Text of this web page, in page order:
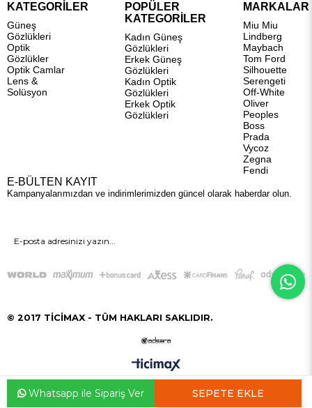
KATEGORİLER
Güneş
Gözlükleri
Optik
Gözlükler
Optik Camlar
Lens &
Solüsyon
POPÜLER
KATEGORİLER
Kadın Güneş
Gözlükleri
Erkek Güneş
Gözlükleri
Kadın Optik
Gözlükleri
Erkek Optik
Gözlükleri
MARKALAR
Miu Miu
Lindberg
Maybach
Tom Ford
Silhouette
Serengeti
Off-White
Oliver
Peoples
Boss
Prada
Vycoz
Zegna
Fendi
E-BÜLTEN KAYIT
Kampanyalarımızdan ve indirimlerimizden güncel olarak haberdar olun.
GÖNDER
© 2017 TİCİMAX - TÜM HAKLARI SAKLIDIR.
Favorilerim
Whatsapp ile Sipariş Ver